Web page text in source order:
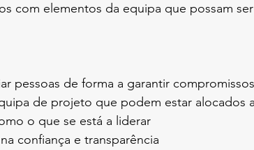
com elementos da equipa que possam
pessoas de forma a garantir compromissos
de projeto que podem estar alocados
o que se está a liderar
confiança e transparência